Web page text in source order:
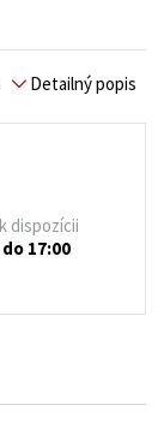
Detailný popis
dispozícii
17:00